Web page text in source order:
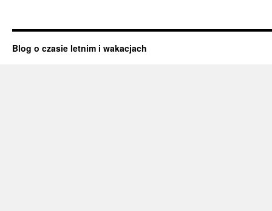
Blog o czasie letnim i wakacjach